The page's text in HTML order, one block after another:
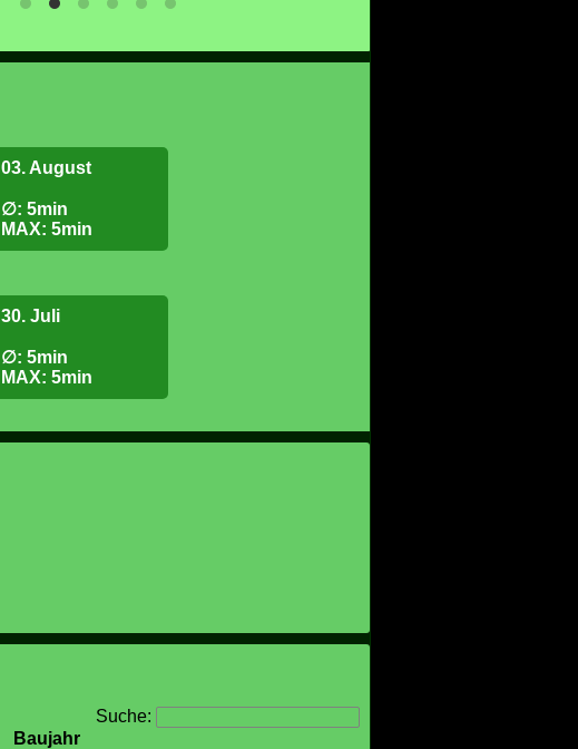
03. August
∅: 5min
MAX: 5min
30. Juli
∅: 5min
MAX: 5min
Suche:
Baujahr